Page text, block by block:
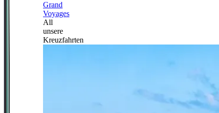
Grand
Voyages
All
unsere
Kreuzfahrten